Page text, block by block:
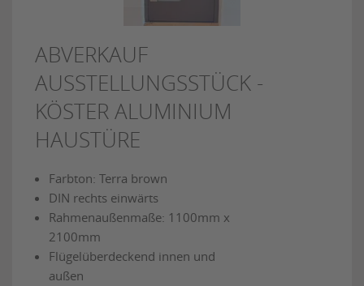
ABVERKAUF
AUSSTELLUNGSSTÜCK -
KÖSTER ALUMINIUM
HAUSTÜRE
Farbton: Terra brown
DIN rechts einwärts
Rahmenaußenmaße: 1100mm x
2100mm
Flügelüberdeckend innen und
außen